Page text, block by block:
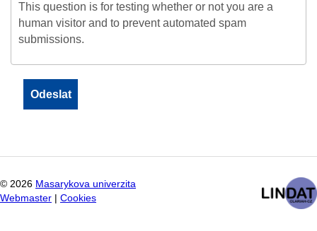
This question is for testing whether or not you are a
human visitor and to prevent automated spam
submissions.
© 2026 Masarykova univerzita
Webmaster
Cookies